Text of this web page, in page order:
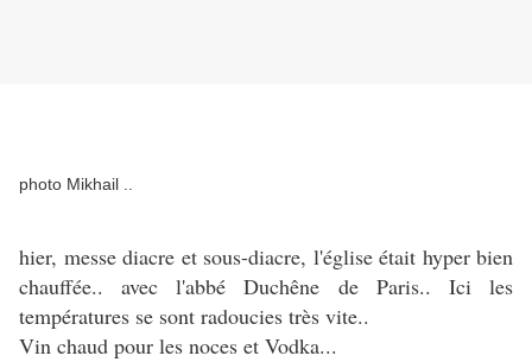
photo Mikhail ..
hier, messe diacre et sous-diacre, l'église était hyper bien
chauffée.. avec l'abbé Duchêne de Paris.. Ici les
températures se sont radoucies très vite..
Vin chaud pour les noces et Vodka...